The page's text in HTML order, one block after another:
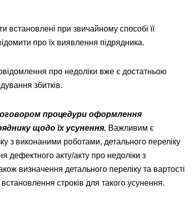
встановлені при звичайному способі її
про їх виявлення підрядника.
про недоліки вже є достатньою
збитків.
процедури оформлення
щодо їх усунення. Важливим є
з виконаними роботами, детального переліку
дефектного акту/акту про недоліки з
визначення детального переліку та вартості
строків для такого усунення.